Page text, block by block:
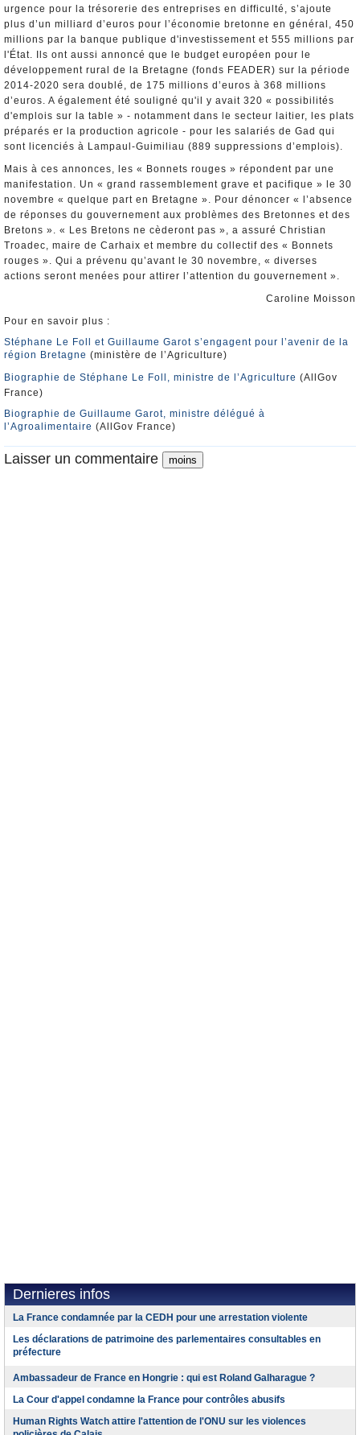
urgence pour la trésorerie des entreprises en difficulté, s’ajoute
plus d’un milliard d’euros pour l’économie bretonne en général, 450
millions par la banque publique d'investissement et 555 millions par
l'État. Ils ont aussi annoncé que le budget européen pour le
développement rural de la Bretagne (fonds FEADER) sur la période
2014-2020 sera doublé, de 175 millions d’euros à 368 millions
d’euros. A également été souligné qu'il y avait 320 « possibilités
d'emplois sur la table » - notamment dans le secteur laitier, les plats
préparés er la production agricole - pour les salariés de Gad qui
sont licenciés à Lampaul-Guimiliau (889 suppressions d’emplois).
Mais à ces annonces, les « Bonnets rouges » répondent par une
manifestation. Un « grand rassemblement grave et pacifique » le 30
novembre « quelque part en Bretagne ». Pour dénoncer « l’absence
de réponses du gouvernement aux problèmes des Bretonnes et des
Bretons ». « Les Bretons ne cèderont pas », a assuré Christian
Troadec, maire de Carhaix et membre du collectif des « Bonnets
rouges ». Qui a prévenu qu’avant le 30 novembre, « diverses
actions seront menées pour attirer l’attention du gouvernement ».
Caroline Moisson
Pour en savoir plus :
Stéphane Le Foll et Guillaume Garot s’engagent pour l’avenir de la
région Bretagne (ministère de l’Agriculture)
Biographie de Stéphane Le Foll, ministre de l’Agriculture (AllGov
France)
Biographie de Guillaume Garot, ministre délégué à
l’Agroalimentaire (AllGov France)
Laisser un commentaire
Dernieres infos
La France condamnée par la CEDH pour une arrestation violente
Les déclarations de patrimoine des parlementaires consultables en
préfecture
Ambassadeur de France en Hongrie : qui est Roland Galharague ?
La Cour d'appel condamne la France pour contrôles abusifs
Human Rights Watch attire l'attention de l'ONU sur les violences